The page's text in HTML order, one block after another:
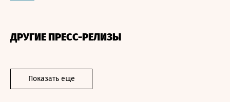
ДРУГИЕ ПРЕСС-РЕЛИЗЫ
Показать еще